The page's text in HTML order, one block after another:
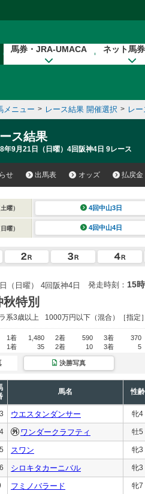
馬券・JRA-UMACA ネット馬
メニュー > レース結果 開催選択 > レ
ス結果
年9月21日（日曜）4回阪神4日 9レース
せ 出馬表 オッズ 払戻金
土曜） 4回中山3日
日曜） 4回中山4日
（日曜） 4回阪神4日 発走時刻： 15
秋特別
系3歳以上 1000万円以下 （混合）［指定
1着 1,480 2着 590 3着
370
1着 35 2着 10 3着 5
決勝写真
馬名 性齢
ウエスタンダンサー 牝4
ワンダークラフティ 牡5
スワン 牝3
シロキタカーニバル 牝3
フミノバラード 牝7